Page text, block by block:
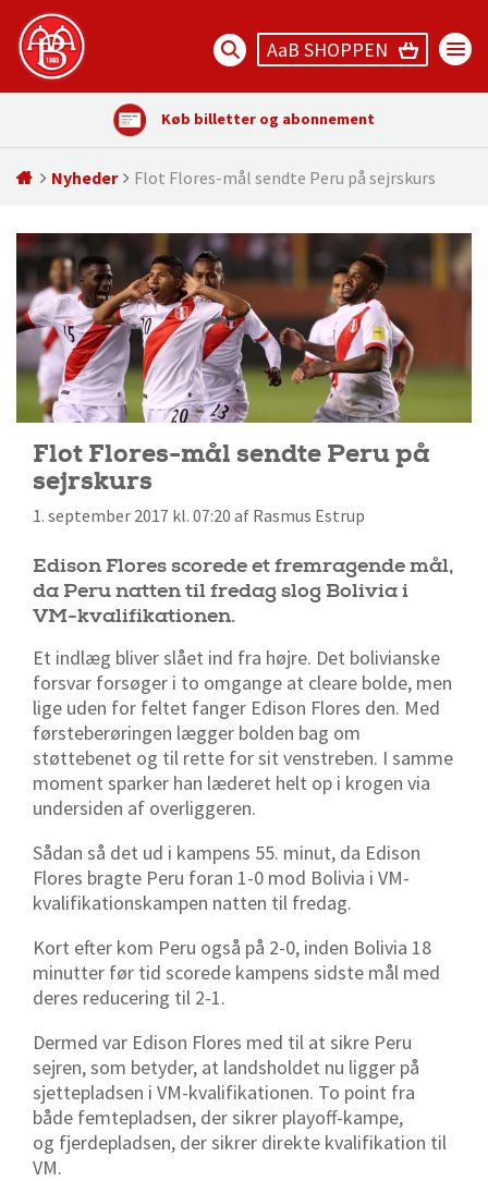
AaB SHOPPEN
Køb billetter og abonnement
Nyheder Flot Flores-mål sendte Peru på sejrskurs
Flot Flores-mål sendte Peru på
sejrskurs
1. september 2017 kl. 07:20 af Rasmus Estrup
Edison Flores scorede et fremragende mål,
da Peru natten til fredag slog Bolivia i
VM-kvalifikationen.
Et indlæg bliver slået ind fra højre. Det bolivianske
forsvar forsøger i to omgange at cleare bolde, men
lige uden for feltet fanger Edison Flores den. Med
førsteberøringen lægger bolden bag om
støttebenet og til rette for sit venstreben. I samme
moment sparker han læderet helt op i krogen via
undersiden af overliggeren.
Sådan så det ud i kampens 55. minut, da Edison
Flores bragte Peru foran 1-0 mod Bolivia i VM-
kvalifikationskampen natten til fredag.
Kort efter kom Peru også på 2-0, inden Bolivia 18
minutter før tid scorede kampens sidste mål med
deres reducering til 2-1.
Dermed var Edison Flores med til at sikre Peru
sejren, som betyder, at landsholdet nu ligger på
sjettepladsen i VM-kvalifikationen. To point fra
både femtepladsen, der sikrer playoff-kampe,
og fjerdepladsen, der sikrer direkte kvalifikation til
VM.